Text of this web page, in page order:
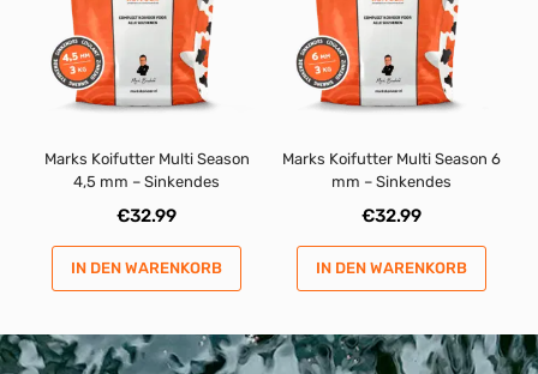
Marks Koifutter Multi Season
4,5 mm – Sinkendes
€32.99
IN DEN WARENKORB
Marks Koifutter Multi Season 6
mm – Sinkendes
€32.99
IN DEN WARENKORB